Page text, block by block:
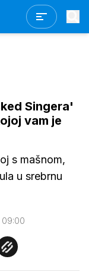
Singera'
vam je
s mašnom,
u srebrnu
09:00